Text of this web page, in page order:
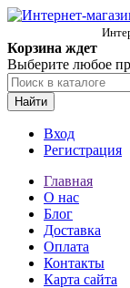
Корзина ждет
Выберите любое
Найти
Вход
Регистрация
Главная
О нас
Блог
Доставка
Оплата
Контакты
Карта сайта